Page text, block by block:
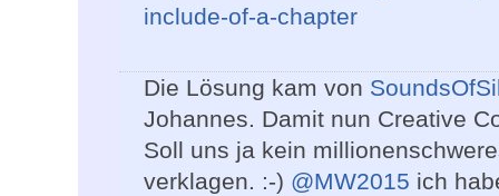
include-of-a-chapter
Die Lösung kam von
Johannes. Damit nun Creative
Soll uns ja kein
verklagen. :-) @MW2015 ich